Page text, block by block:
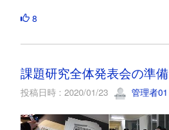
8
課題研究全体発表会の準備
投稿日時 : 2020/01/23 管理者01